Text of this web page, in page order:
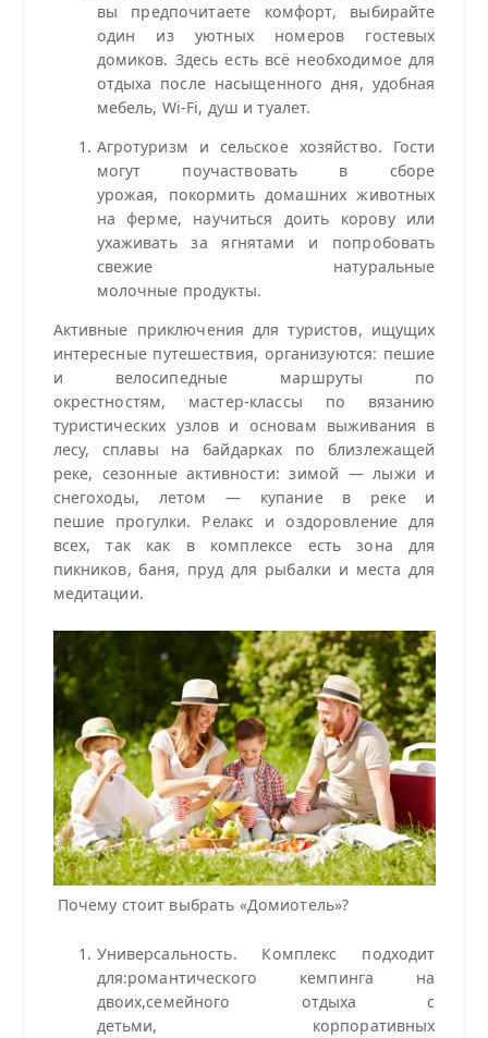
вы предпочитаете комфорт, выбирайте
один из уютных номеров гостевых
домиков. Здесь есть всё необходимое для
отдыха после насыщенного дня, удобная
мебель, Wi‑Fi, душ и туалет.
Агротуризм и сельское хозяйство. Гости
могут поучаствовать в сборе
урожая, покормить домашних животных
на ферме, научиться доить корову или
ухаживать за ягнятами и попробовать
свежие натуральные
молочные продукты.
Активные приключения для туристов, ищущих
интересные путешествия, организуются: пешие
и велосипедные маршруты по
окрестностям, мастер‑классы по вязанию
туристических узлов и основам выживания в
лесу, сплавы на байдарках по близлежащей
реке, сезонные активности: зимой — лыжи и
снегоходы, летом — купание в реке и
пешие прогулки. Релакс и оздоровление для
всех, так как в комплексе есть зона для
пикников, баня, пруд для рыбалки и места для
медитации.
Почему стоит выбрать «Домиотель»?
Универсальность. Комплекс подходит
для:романтического кемпинга на
двоих,семейного отдыха с
детьми, корпоративных